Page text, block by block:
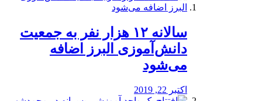
️سالانه ۱۲ هزار نفر به جمعیت
دانش‌آموزی البرز اضافه
می‌شود
اکتبر 22, 2019